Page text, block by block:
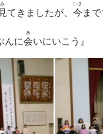
見
み
てきましたが、 今
いま
ま
んに会
あ
いにいこう』